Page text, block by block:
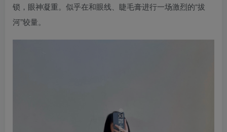
锁，眼神凝重。似乎在和眼线、睫毛膏进行一场激烈的“拔
河”较量。